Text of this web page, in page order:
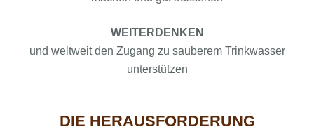
WEITERDENKEN
und weltweit den Zugang zu sauberem Trinkwasser
unterstützen
DIE HERAUSFORDERUNG